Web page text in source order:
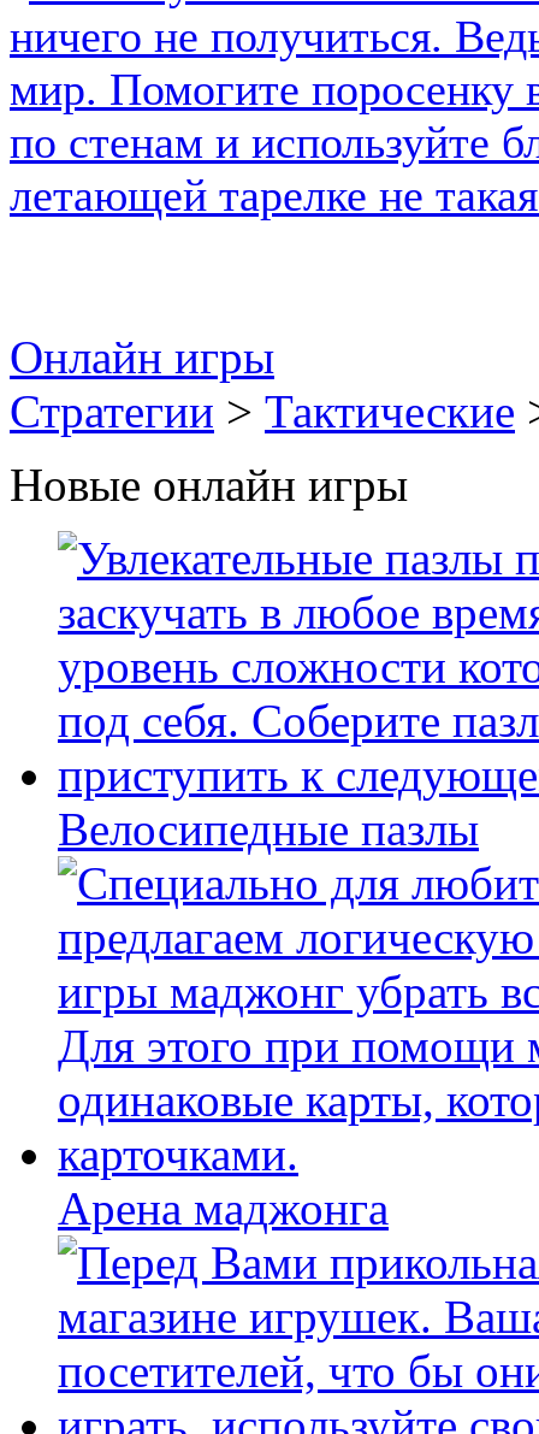
Онлайн игры
Стратегии > Тактические
Новые онлайн игры
Велосипедные пазлы
Арена маджонга